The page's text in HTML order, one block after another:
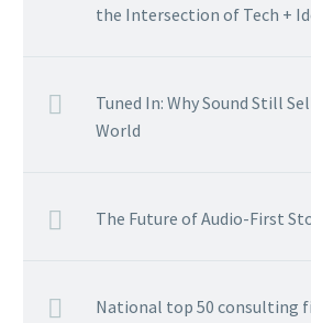
the Intersection of Tech +
Tuned In: Why Sound Still
World
The Future of Audio-First
National top 50 consulting